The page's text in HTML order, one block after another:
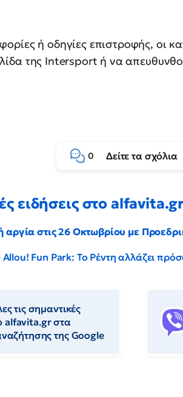
ή οδηγίες επιστροφής, οι
της Intersport ή να
0 Δείτε τα σχόλια
ειδήσεις στο
αργία στις 26 Οκτωβρίου με
Allou! Fun Park: Το Ρέντη αλλάζει
τις σημαντικές
alfavita.gr στα
της Google